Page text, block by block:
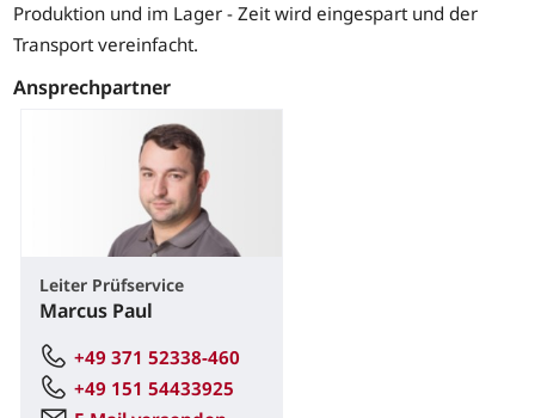
Produktion und im Lager - Zeit wird eingespart und der
Transport vereinfacht.
Ansprechpartner
Leiter Prüfservice
Marcus Paul
+49 371 52338-460
+49 151 54433925